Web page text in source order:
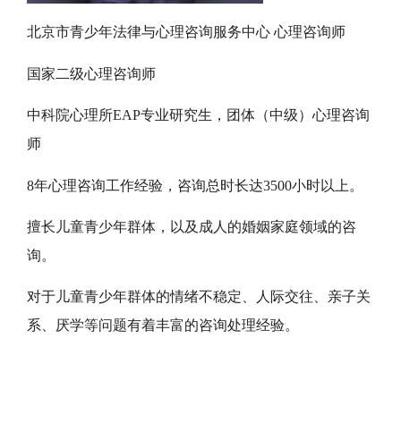
北京市青少年法律与心理咨询服务中心 心理咨询师
国家二级心理咨询师
中科院心理所EAP专业研究生，团体（中级）心理咨询
师
8年心理咨询工作经验，咨询总时长达3500小时以上。
擅长儿童青少年群体，以及成人的婚姻家庭领域的咨
询。
对于儿童青少年群体的情绪不稳定、人际交往、亲子关
系、厌学等问题有着丰富的咨询处理经验。